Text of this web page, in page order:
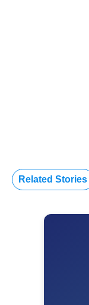
Related Stories